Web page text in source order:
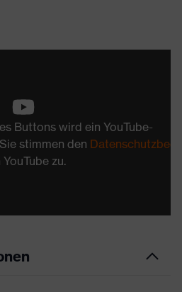
Buttons wird ein YouTube-
stimmen den
zu.